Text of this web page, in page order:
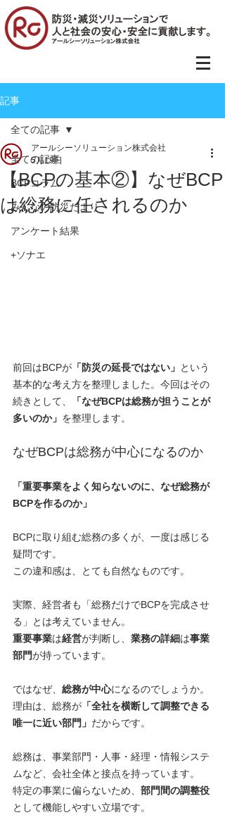
記事
全ての記事
BCPコラム
みんなの防災だより
アンケート結果
+ソナエ
全ての記事
【BCPの基本②】なぜBCP
は総務に任されるのか
アールシーソリューション株式会社
5月19日
前回はBCPが 「防災の延長ではない」 という
基本的な考え方を整理しました。今回はその
続きとして、
「なぜBCPは総務が担うことが
多いのか」 を整理します。
なぜBCPは総務が中心になるのか
「重要事業をよく知らないのに、なぜ総務が
BCPを作るのか」
BCPに取り組む総務の多くが、一度は感じる
疑問です。
この違和感は、とても自然なものです。
実際、経営者も「総務だけでBCPを完成させ
る」とは考えていません。
重要事業は経営が判断し、 業務の詳細は事業
部門が持っています。
ではなぜ、 総務が中心になるのでしょうか。
理由は、総務が 「全社を横断して調整できる
唯一に近い部門」 だからです。
総務は、事業部門・人事・経理・情報システ
ムなど、会社全体と接点を持っています。
特定の事業に偏らないため、 部門間の調整役
として機能しやすい立場です。